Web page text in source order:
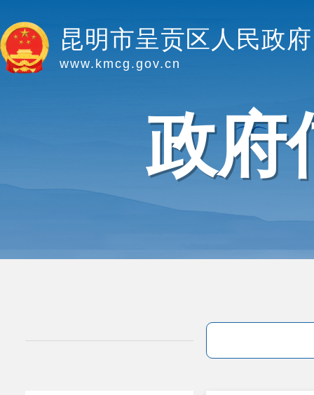
昆明市呈贡区人民政府
www.kmcg.gov.cn
政府